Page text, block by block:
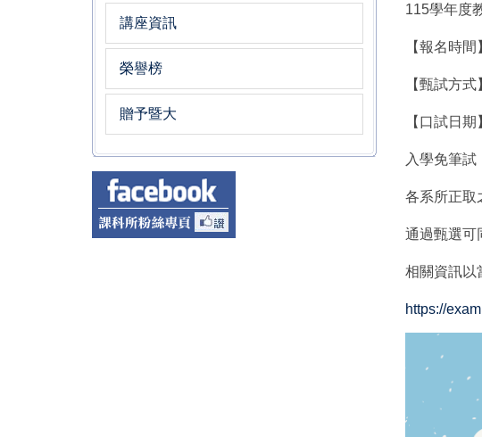
講座資訊
榮譽榜
贈予暨大
115學年度
【報名時
【甄試方
【口試日
入學免筆試
各系所正取
通過甄選可
相關資訊以
https://